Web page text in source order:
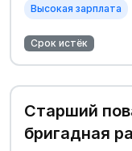
Высокая зарплата
Срок истёк
Старший
бригадная